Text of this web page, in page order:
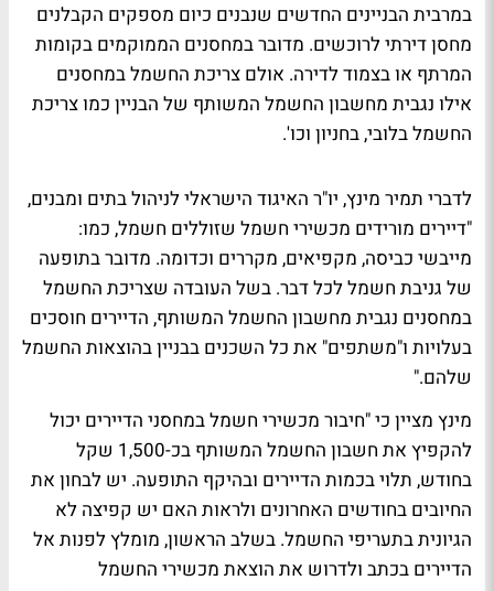
במרבית הבניינים החדשים שנבנים כיום מספקים הקבלנים
מחסן דירתי לרוכשים. מדובר במחסנים הממוקמים בקומות
המרתף או בצמוד לדירה. אולם צריכת החשמל במחסנים
אילו נגבית מחשבון החשמל המשותף של הבניין כמו צריכת
החשמל בלובי, בחניון וכו'.
לדברי תמיר מינץ, יו"ר האיגוד הישראלי לניהול בתים ומבנים,
"דיירים מורידים מכשירי חשמל שזוללים חשמל, כמו:
מייבשי כביסה, מקפיאים, מקררים וכדומה. מדובר בתופעה
של גניבת חשמל לכל דבר. בשל העובדה שצריכת החשמל
במחסנים נגבית מחשבון החשמל המשותף, הדיירים חוסכים
בעלויות ו"משתפים" את כל השכנים בבניין בהוצאות החשמל
שלהם."
מינץ מציין כי "חיבור מכשירי חשמל במחסני הדיירים יכול
להקפיץ את חשבון החשמל המשותף בכ-1,500 שקל
בחודש, תלוי בכמות הדיירים ובהיקף התופעה. יש לבחון את
החיובים בחודשים האחרונים ולראות האם יש קפיצה לא
הגיונית בתעריפי החשמל. בשלב הראשון, מומלץ לפנות אל
הדיירים בכתב ולדרוש את הוצאת מכשירי החשמל